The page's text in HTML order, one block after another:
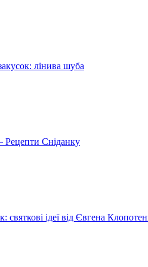
лінива шуба
Рецепти Сніданку
святкові ідеї від Євгена